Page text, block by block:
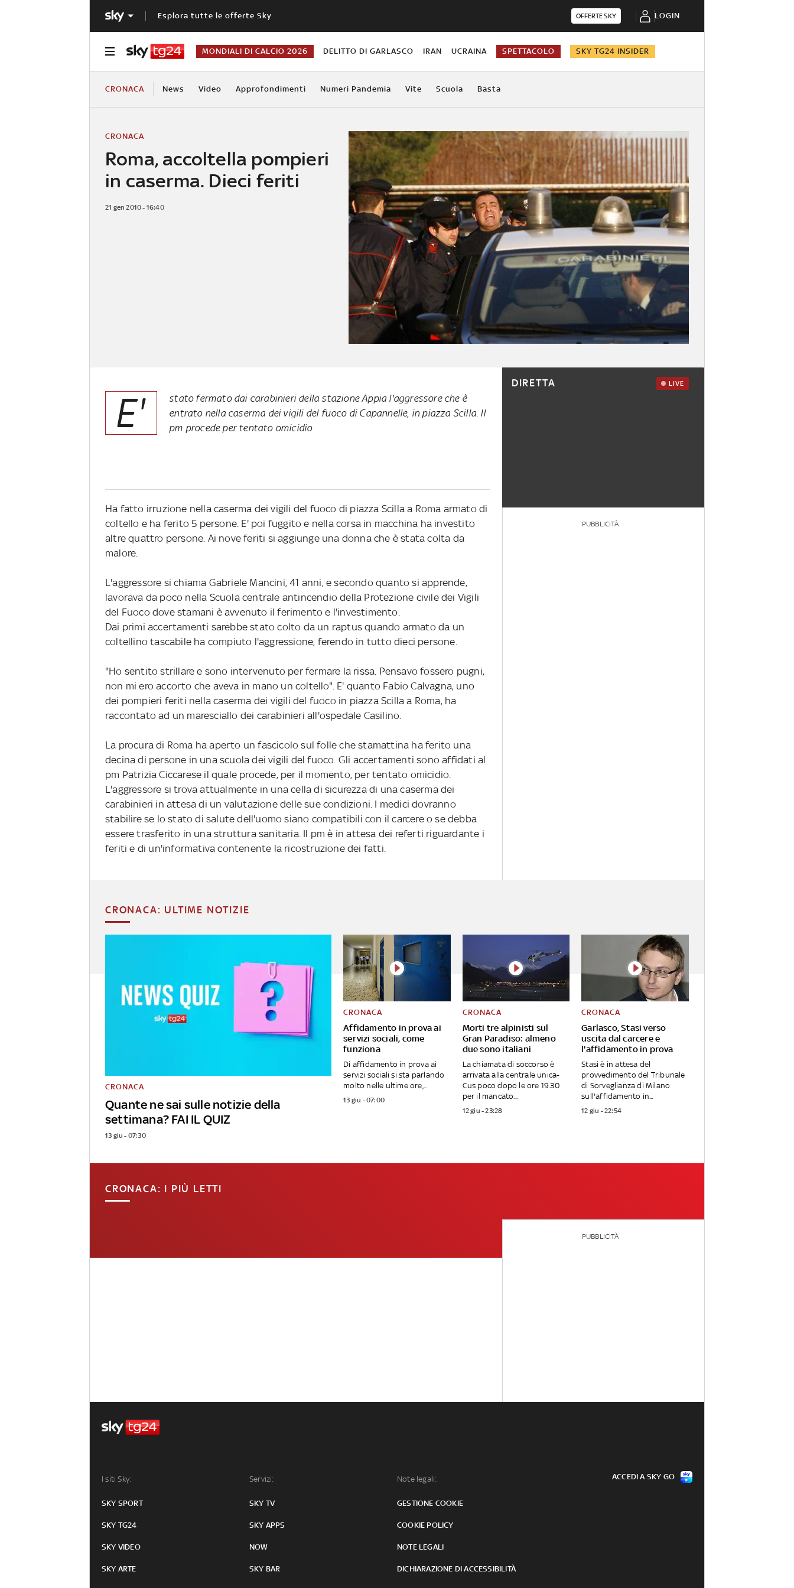
Esplora tutte le offerte Sky OFFERTE SKY LOGIN
MONDIALI DI CALCIO 2026 DELITTO DI GARLASCO IRAN UCRAINA SPETTACOLO SKY TG24 INSIDER
CRONACA News Video Approfondimenti Numeri Pandemia Vite Scuola Basta
Roma, accoltella pompieri
in caserma. Dieci feriti
CRONACA
21 gen 2010 - 16:40
E'
stato fermato dai carabinieri della stazione Appia l'aggressore che è
entrato nella caserma dei vigili del fuoco di Capannelle, in piazza Scilla. Il
pm procede per tentato omicidio
Ha fatto irruzione nella caserma dei vigili del fuoco di piazza Scilla a Roma armato di
coltello e ha ferito 5 persone. E' poi fuggito e nella corsa in macchina ha investito
altre quattro persone. Ai nove feriti si aggiunge una donna che è stata colta da
malore.
L'aggressore si chiama Gabriele Mancini, 41 anni, e secondo quanto si apprende,
lavorava da poco nella Scuola centrale antincendio della Protezione civile dei Vigili
del Fuoco dove stamani è avvenuto il ferimento e l'investimento.
Dai primi accertamenti sarebbe stato colto da un raptus quando armato da un
coltellino tascabile ha compiuto l'aggressione, ferendo in tutto dieci persone.
"Ho sentito strillare e sono intervenuto per fermare la rissa. Pensavo fossero pugni,
non mi ero accorto che aveva in mano un coltello". E' quanto Fabio Calvagna, uno
dei pompieri feriti nella caserma dei vigili del fuoco in piazza Scilla a Roma, ha
raccontato ad un maresciallo dei carabinieri all'ospedale Casilino.
La procura di Roma ha aperto un fascicolo sul folle che stamattina ha ferito una
decina di persone in una scuola dei vigili del fuoco. Gli accertamenti sono affidati al
pm Patrizia Ciccarese il quale procede, per il momento, per tentato omicidio.
L'aggressore si trova attualmente in una cella di sicurezza di una caserma dei
carabinieri in attesa di un valutazione delle sue condizioni. I medici dovranno
stabilire se lo stato di salute dell'uomo siano compatibili con il carcere o se debba
essere trasferito in una struttura sanitaria. Il pm è in attesa dei referti riguardante i
feriti e di un'informativa contenente la ricostruzione dei fatti.
DIRETTA LIVE
PUBBLICITÀ
CRONACA: ULTIME NOTIZIE
Quante ne sai sulle notizie della
settimana? FAI IL QUIZ
CRONACA
13 giu - 07:30
Affidamento in prova ai
servizi sociali, come
funziona
CRONACA
Di affidamento in prova ai
servizi sociali si sta parlando
molto nelle ultime ore,...
13 giu - 07:00
Morti tre alpinisti sul
Gran Paradiso: almeno
due sono italiani
CRONACA
La chiamata di soccorso è
arrivata alla centrale unica-
Cus poco dopo le ore 19.30
per il mancato...
12 giu - 23:28
Garlasco, Stasi verso
uscita dal carcere e
l'affidamento in prova
CRONACA
Stasi è in attesa del
provvedimento del Tribunale
di Sorveglianza di Milano
sull'affidamento in...
12 giu - 22:54
CRONACA: I PIÙ LETTI
PUBBLICITÀ
I siti Sky:
SKY SPORT
SKY TG24
SKY VIDEO
SKY ARTE
Servizi:
SKY TV
SKY APPS
NOW
SKY BAR
Note legali:
GESTIONE COOKIE
COOKIE POLICY
NOTE LEGALI
DICHIARAZIONE DI ACCESSIBILITÀ
ACCEDI A SKY GO